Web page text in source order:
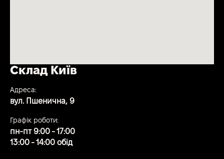
Склад Київ
Адреса:
вул. Пшенична, 9
Графік роботи:
пн-пт 9:00 - 17:00
13:00 - 14:00 обід